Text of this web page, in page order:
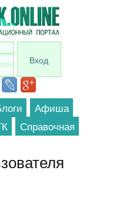
Вход
Афиша
Справочная